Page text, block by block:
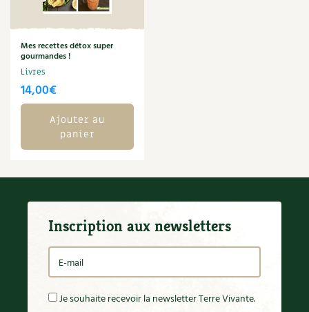
Archives
Compléments
Dossier4 saisons
Actualités
Conseils vidéo des4 saisons
Secrets d’abonné
Tous au jardin ! avec Pascal
La vie secrète du jardin
Mes recettes détox super
gourmandes !
Livres
14,00€
Ajouter au
panier
Inscription aux newsletters
Je souhaite recevoir la newsletter Terre Vivante.